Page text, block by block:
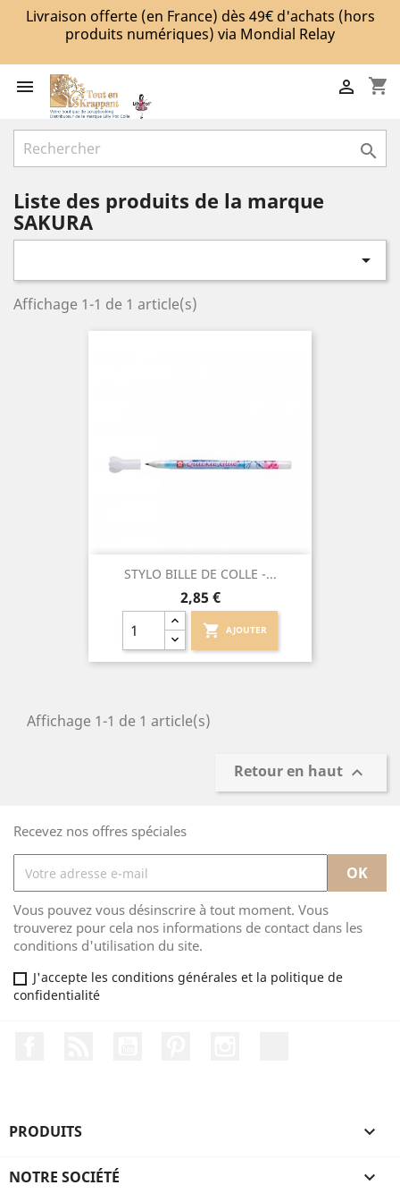
Livraison offerte (en France) dès 49€ d'achats (hors
produits numériques) via Mondial Relay
 shopping_cart


Liste des produits de la marque
SAKURA

Affichage 1-1 de 1 article(s)
STYLO BILLE DE COLLE -...
Prix
2,85 €
shopping_cart AJOUTER
Affichage 1-1 de 1 article(s)
Retour en haut 
Recevez nos offres spéciales
Vous pouvez vous désinscrire à tout moment. Vous
trouverez pour cela nos informations de contact dans les
conditions d'utilisation du site.
J'accepte les conditions générales et la politique de
confidentialité
PRODUITS 
NOTRE SOCIÉTÉ 